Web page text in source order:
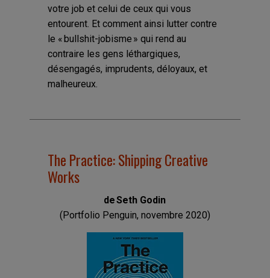
votre job et celui de ceux qui vous
entourent. Et comment ainsi lutter contre
le « bullshit-jobisme » qui rend au
contraire les gens léthargiques,
désengagés, imprudents, déloyaux, et
malheureux.
The Practice: Shipping Creative
Works
de Seth Godin
(Portfolio Penguin, novembre 2020)